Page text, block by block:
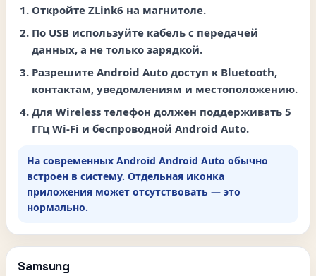
Откройте ZLink6 на магнитоле.
По USB используйте кабель с передачей
данных, а не только зарядкой.
Разрешите Android Auto доступ к Bluetooth,
контактам, уведомлениям и местоположению.
Для Wireless телефон должен поддерживать 5
ГГц Wi-Fi и беспроводной Android Auto.
На современных Android Android Auto обычно
встроен в систему. Отдельная иконка
приложения может отсутствовать — это
нормально.
Samsung